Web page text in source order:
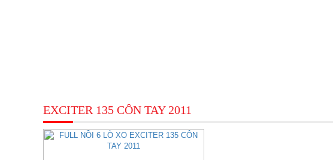
EXCITER 135 CÔN TAY 2011